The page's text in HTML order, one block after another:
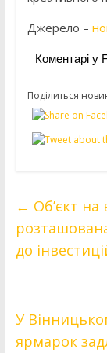
Джерело –
Коментарі у
Поділиться
← Об’єкт на
до
У
ярмарок